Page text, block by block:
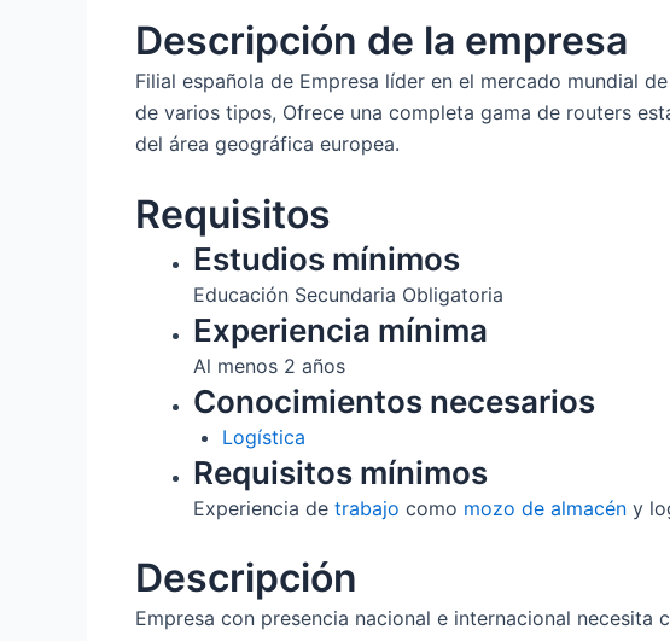
Descripción de la empresa
Filial española de Empresa líder en el mercado mundial
de varios tipos, Ofrece una completa gama de routers
del área geográfica europea.
Requisitos
Estudios mínimos
Educación Secundaria Obligatoria
Experiencia mínima
Al menos 2 años
Conocimientos necesarios
Logística
Requisitos mínimos
Experiencia de trabajo como mozo de almacén y
Descripción
Empresa con presencia nacional e internacional necesita